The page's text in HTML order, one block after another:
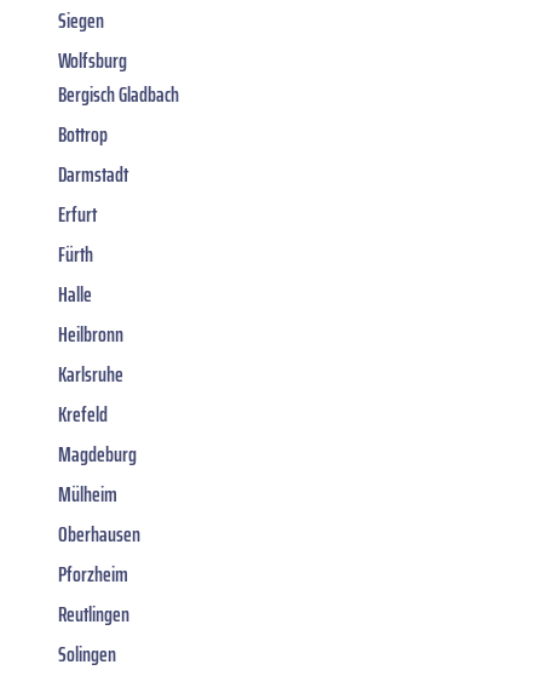
Siegen
Wolfsburg
Bergisch Gladbach
Bottrop
Darmstadt
Erfurt
Fürth
Halle
Heilbronn
Karlsruhe
Krefeld
Magdeburg
Mülheim
Oberhausen
Pforzheim
Reutlingen
Solingen